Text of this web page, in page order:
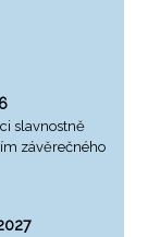
slavnostně
závěrečného